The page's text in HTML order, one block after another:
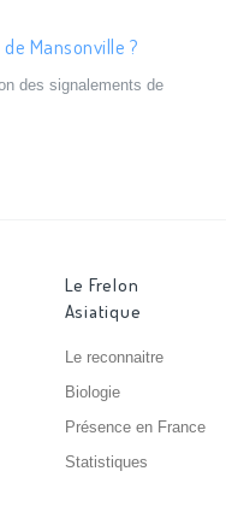
Mansonville ?
des signalements de
Le Frelon
Asiatique
Le reconnaitre
Biologie
Présence en France
Statistiques